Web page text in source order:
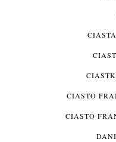
CIASTO
CIASTO